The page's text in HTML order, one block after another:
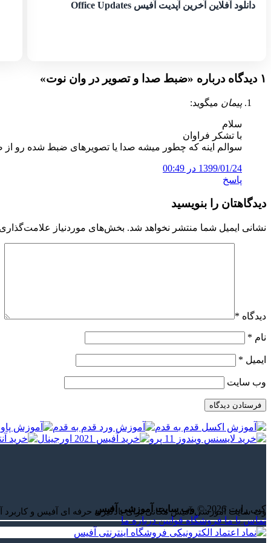
دانلود آفلاین آخرین آپدیت آفیس Office Updates
۱ دیدگاه درباره « ضبط صدا و تصویر در وان نوت»
پیمان میگوید:
سلام
با تشکر فراوان
سوالم اینه که چطور میشه صدا یا تصویرهای ضبط شده رو
1399/01/24 در 00:49
پاسخ
دیدگاهتان را بنویسید
نشانی ایمیل شما منتشر نخواهد شد. بخش‌های موردنیاز
دیدگاه *
نام *
ایمیل *
وب‌ سایت
وب سایت آموزشی آفیس مکانی برای یادگیری حرفه ای آفیس و
کپی رایت 2026 ©
وب سایت آموزشی آفیس
تماس با ما فروشگاه قوانین درباره ما